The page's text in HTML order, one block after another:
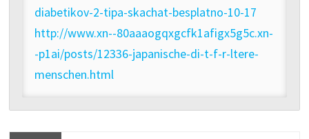
diabetikov-2-tipa-skachat-besplatno-10-17
http://www.xn--80aaaogqxgcfk1afigx5g5c.xn-
-p1ai/posts/12336-japanische-di-t-f-r-ltere-
menschen.html